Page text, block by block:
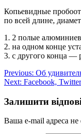
Копьевидные
по всей длине,
1. 2 полые
2. на одном конце
3. с другого конца —
Навігація
записів
Previous: Об
Next: Facebook,
Залишити
Ваша e-mail адреса